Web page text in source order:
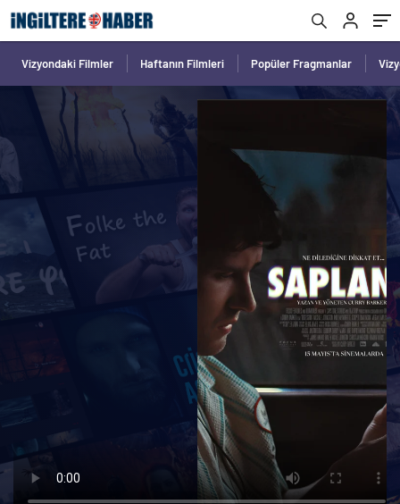
Vizyondaki Filmler Haftanın Filmleri Popüler Fragmanlar